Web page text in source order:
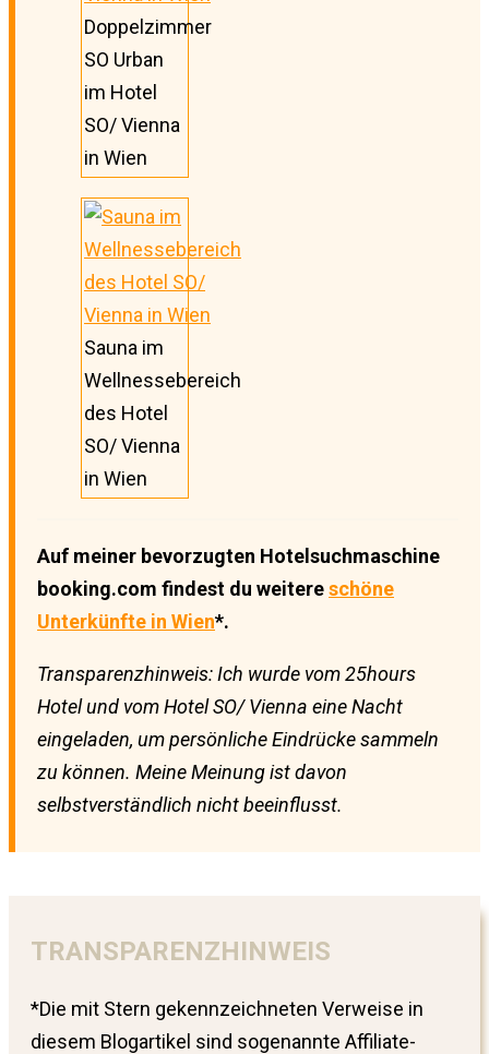
Doppelzimmer
SO Urban
im Hotel
SO/ Vienna
in Wien
Sauna im
Wellnessebereich
des Hotel
SO/ Vienna
in Wien
Auf meiner bevorzugten Hotelsuchmaschine
booking.com findest du weitereschöne
Unterkünfte in Wien*.
Transparenzhinweis: Ich wurde vom 25hours
Hotel und vom Hotel SO/ Vienna eine Nacht
eingeladen, um persönliche Eindrücke sammeln
zu können. Meine Meinung ist davon
selbstverständlich nicht beeinflusst.
TRANSPARENZHINWEIS
*Die mit Stern gekennzeichneten Verweise in
diesem Blogartikel sind sogenannte Affiliate-